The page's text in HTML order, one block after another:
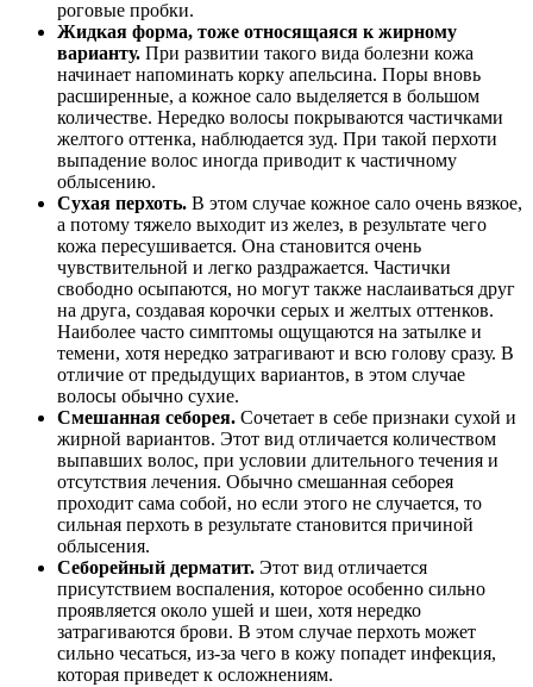
роговые пробки.
Жидкая форма, тоже относящаяся к жирному
варианту. При развитии такого вида болезни кожа
начинает напоминать корку апельсина. Поры вновь
расширенные, а кожное сало выделяется в большом
количестве. Нередко волосы покрываются частичками
желтого оттенка, наблюдается зуд. При такой перхоти
выпадение волос иногда приводит к частичному
облысению.
Сухая перхоть. В этом случае кожное сало очень вязкое,
а потому тяжело выходит из желез, в результате чего
кожа пересушивается. Она становится очень
чувствительной и легко раздражается. Частички
свободно осыпаются, но могут также наслаиваться друг
на друга, создавая корочки серых и желтых оттенков.
Наиболее часто симптомы ощущаются на затылке и
темени, хотя нередко затрагивают и всю голову сразу. В
отличие от предыдущих вариантов, в этом случае
волосы обычно сухие.
Смешанная себорея. Сочетает в себе признаки сухой и
жирной вариантов. Этот вид отличается количеством
выпавших волос, при условии длительного течения и
отсутствия лечения. Обычно смешанная себорея
проходит сама собой, но если этого не случается, то
сильная перхоть в результате становится причиной
облысения.
Себорейный дерматит. Этот вид отличается
присутствием воспаления, которое особенно сильно
проявляется около ушей и шеи, хотя нередко
затрагиваются брови. В этом случае перхоть может
сильно чесаться, из-за чего в кожу попадет инфекция,
которая приведет к осложнениям.